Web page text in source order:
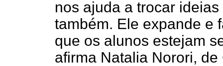
nos ajuda a trocar
também. Ele expande e
que os alunos estejam
afirma Natalia Norori, de